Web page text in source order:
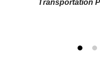
Transportation